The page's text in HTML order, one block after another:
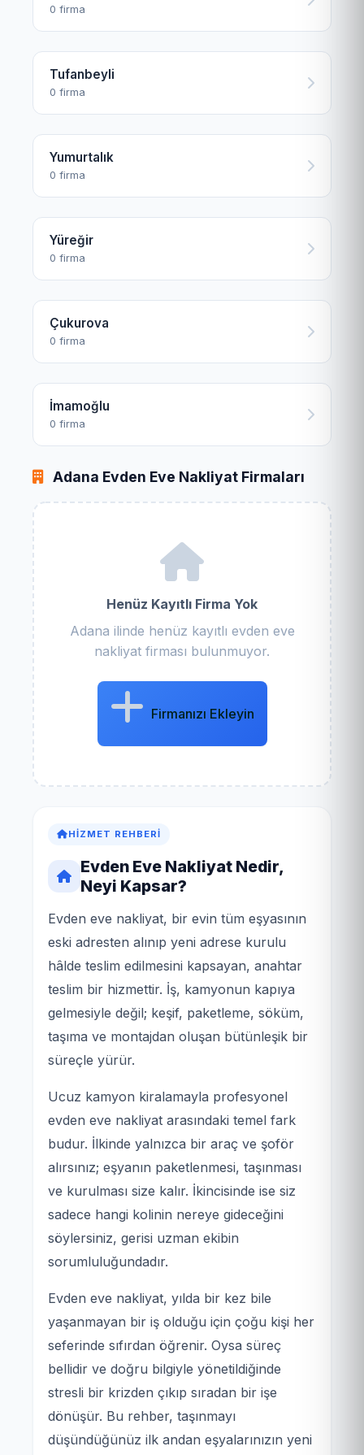
0 firma
Tufanbeyli
0 firma
Yumurtalık
0 firma
Yüreğir
0 firma
Çukurova
0 firma
İmamoğlu
0 firma
Adana Evden Eve Nakliyat Firmaları
Henüz Kayıtlı Firma Yok
Adana ilinde henüz kayıtlı evden eve
nakliyat firması bulunmuyor.
Firmanızı Ekleyin
HIZMET REHBERI
Evden Eve Nakliyat Nedir,
Neyi Kapsar?
Evden eve nakliyat, bir evin tüm eşyasının
eski adresten alınıp yeni adrese kurulu
hâlde teslim edilmesini kapsayan, anahtar
teslim bir hizmettir. İş, kamyonun kapıya
gelmesiyle değil; keşif, paketleme, söküm,
taşıma ve montajdan oluşan bütünleşik bir
süreçle yürür.
Ucuz kamyon kiralamayla profesyonel
evden eve nakliyat arasındaki temel fark
budur. İlkinde yalnızca bir araç ve şoför
alırsınız; eşyanın paketlenmesi, taşınması
ve kurulması size kalır. İkincisinde ise siz
sadece hangi kolinin nereye gideceğini
söylersiniz, gerisi uzman ekibin
sorumluluğundadır.
Evden eve nakliyat, yılda bir kez bile
yaşanmayan bir iş olduğu için çoğu kişi her
seferinde sıfırdan öğrenir. Oysa süreç
bellidir ve doğru bilgiyle yönetildiğinde
stresli bir krizden çıkıp sıradan bir işe
dönüşür. Bu rehber, taşınmayı
düşündüğünüz ilk andan eşyalarınızın yeni